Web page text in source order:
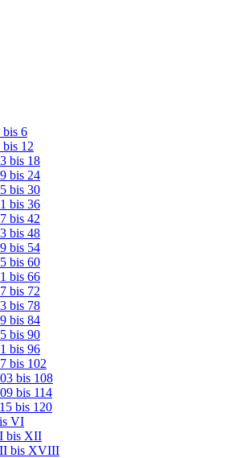
bis 6
12
bis 18
bis 24
bis 30
bis 36
bis 42
bis 48
bis 54
bis 60
bis 66
bis 72
bis 78
bis 84
bis 90
bis 96
bis 102
bis 108
bis 114
bis 120
VI
bis XII
bis XVIII